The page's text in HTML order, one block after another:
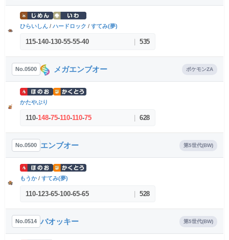
ひらいしん / ハードロック / すてみ(夢)
115-140-130-55-55-40 535
No.0500 メガエンブオー ポケモンZA
かたやぶり
110-148-75-110-110-75 628
No.0500 エンブオー 第5世代(BW)
もうか/ すてみ(夢)
110-123-65-100-65-65 528
No.0514 バオッキー 第5世代(BW)